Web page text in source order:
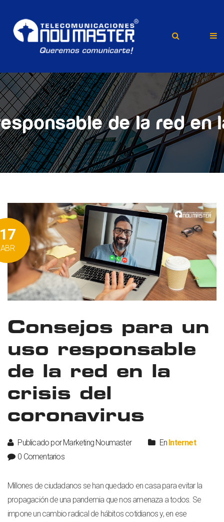
de la red en
ABR
Consejos para un
uso responsable
de la red en la
crisis del
coronavirus
Publicado por Marketing Noumaster En Internet
0 Comentarios
Millones de ciudadanos se han quedado en casa para evitar la
propagación de una pandemia que nos amenaza a todos. Se
impone un cambio radical de hábitos cotidianos y, en ese